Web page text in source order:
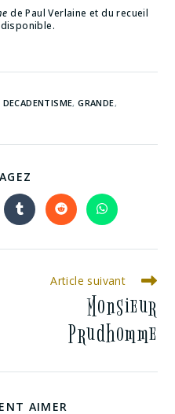
de Paul Verlaine et du recueil
DECADENTISME, GRANDE,
Article suivant
Monsieur
Prudhomme
AIMER